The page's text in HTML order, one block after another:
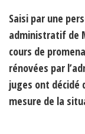
Saisi par une
administratif de
cours de
rénovées par
juges ont décidé
mesure de la